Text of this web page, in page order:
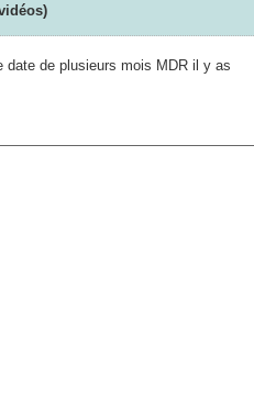
date de plusieurs mois MDR il y as